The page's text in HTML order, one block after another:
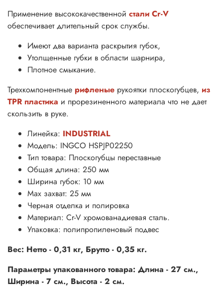
Применение высококачественной стали Cr-V
обеспечивает длительный срок службы.
Имеют два варианта раскрытия губок,
Утолщенные губки в области шарнира,
Плотное смыкание.
Трехкомпонентные рифленые рукоятки плоскогубцев, из
TPR пластика и прорезиненного материала что не дает
скользить в руке.
Линейка: INDUSTRIAL
Модель: INGCO HSPJP02250
Тип товара: Плоскогубцы переставные
Общая длина: 250 мм
Ширина губок: 10 мм
Мах захват: 25 мм
Черная отделка и полировка
Материал: Cr-V хромованадиевая сталь.
Упаковка: полипропиленовый подвес
Вес: Нетто - 0,31 кг, Брутто - 0,35 кг.
Параметры упакованного товара: Длина - 27 см.,
Ширина - 7 см., Высота - 2 см.